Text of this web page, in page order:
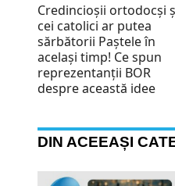
Credincioșii ortodocși
cei catolici ar putea
sărbătorii Paștele în
același timp! Ce spun
reprezentanții BOR
despre această idee
DIN ACEEAȘI